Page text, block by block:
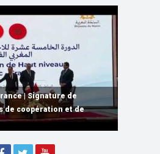
| Signature de
de coopération et de
| Discours de
premier ministre français
Niveau Maroc-France |
Akhannouch